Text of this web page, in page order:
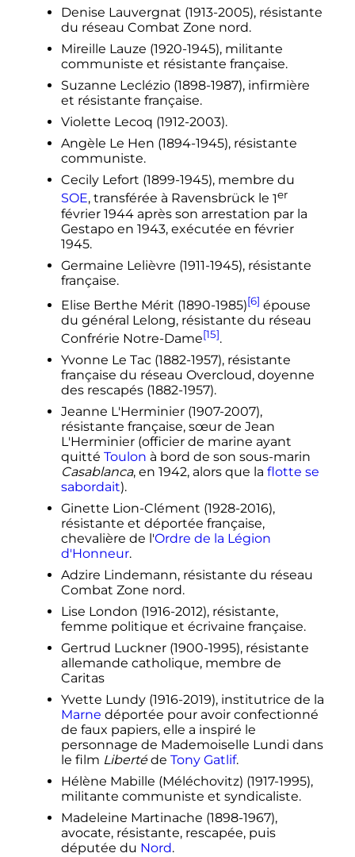
Denise Lauvergnat (1913-2005), résistante
du réseau Combat Zone nord.
Mireille Lauze (1920-1945), militante
communiste et résistante française.
Suzanne Leclézio (1898-1987), infirmière
et résistante française.
Violette Lecoq (1912-2003).
Angèle Le Hen (1894-1945), résistante
communiste.
Cecily Lefort (1899-1945), membre du
SOE, transférée à Ravensbrück le 1er
février 1944après son arrestation par la
Gestapo en 1943, exécutée en février
1945.
Germaine Lelièvre (1911-1945), résistante
française.
Elise Berthe Mérit (1890-1985)[6] épouse
du général Lelong, résistante du réseau
Confrérie Notre-Dame[15].
Yvonne Le Tac (1882-1957), résistante
française du réseau Overcloud, doyenne
des rescapés (1882-1957).
Jeanne L'Herminier (1907-2007),
résistante française, sœur de Jean
L'Herminier (officier de marine ayant
quitté Toulon à bord de son sous-marin
Casablanca, en 1942, alors que la flotte se
sabordait).
Ginette Lion-Clément (1928-2016),
résistante et déportée française,
chevalière de l'Ordre de la Légion
d'Honneur.
Adzire Lindemann, résistante du réseau
Combat Zone nord.
Lise London (1916-2012), résistante,
femme politique et écrivaine française.
Gertrud Luckner (1900-1995), résistante
allemande catholique, membre de
Caritas
Yvette Lundy (1916-2019), institutrice de la
Marne déportée pour avoir confectionné
de faux papiers, elle a inspiré le
personnage de Mademoiselle Lundi dans
le film Libertéde Tony Gatlif.
Hélène Mabille (Méléchovitz) (1917-1995),
militante communiste et syndicaliste.
Madeleine Martinache (1898-1967),
avocate, résistante, rescapée, puis
députée du Nord.